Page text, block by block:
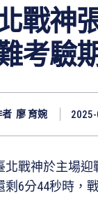
戰神
考驗
廖 育婉
北戰神於主場
剩6分44秒時，